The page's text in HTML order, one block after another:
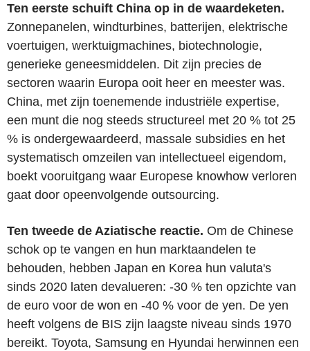
Ten eerste schuift China op in de waardeketen.
Zonnepanelen, windturbines, batterijen, elektrische
voertuigen, werktuigmachines, biotechnologie,
generieke geneesmiddelen. Dit zijn precies de
sectoren waarin Europa ooit heer en meester was.
China, met zijn toenemende industriële expertise,
een munt die nog steeds structureel met 20 % tot 25
% is ondergewaardeerd, massale subsidies en het
systematisch omzeilen van intellectueel eigendom,
boekt vooruitgang waar Europese knowhow verloren
gaat door opeenvolgende outsourcing.
Ten tweede de Aziatische reactie. Om de Chinese
schok op te vangen en hun marktaandelen te
behouden, hebben Japan en Korea hun valuta's
sinds 2020 laten devalueren: -30 % ten opzichte van
de euro voor de won en -40 % voor de yen. De yen
heeft volgens de BIS zijn laagste niveau sinds 1970
bereikt. Toyota, Samsung en Hyundai herwinnen een